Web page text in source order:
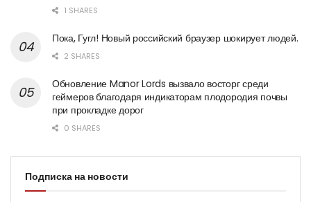
1 SHARES
Пока, Гугл! Новый российский браузер шокирует людей.
2 SHARES
Обновление Manor Lords вызвало восторг среди
геймеров благодаря индикаторам плодородия почвы
при прокладке дорог
0 SHARES
Подписка на новости